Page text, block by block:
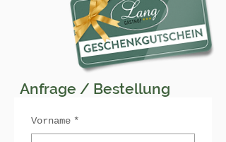
Anfrage / Bestellung
Vorname *